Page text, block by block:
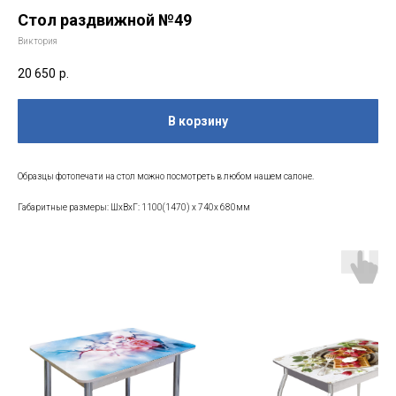
Стол раздвижной №49
Виктория
20 650 р.
В корзину
Образцы фотопечати на стол можно посмотреть в любом нашем салоне.
Габаритные размеры: ШхВхГ: 1100(1470) x 740x 680мм